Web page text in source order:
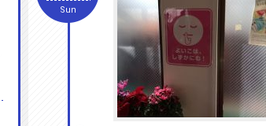
Sun